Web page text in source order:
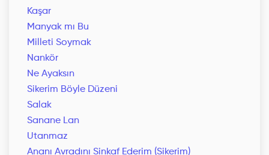
Kaşar
Manyak mı Bu
Milleti Soymak
Nankör
Ne Ayaksın
Sikerim Böyle Düzeni
Salak
Sanane Lan
Utanmaz
Ananı Avradını Sinkaf Ederim (Sikerim)